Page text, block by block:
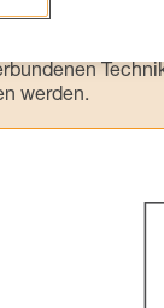
ob Sie in
werden.